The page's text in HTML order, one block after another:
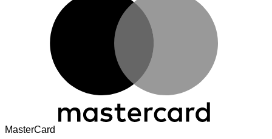
MasterCard